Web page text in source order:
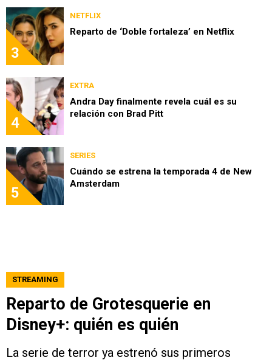
3
NETFLIX
Reparto de ‘Doble fortaleza’ en Netflix
4
EXTRA
Andra Day finalmente revela cuál es su
relación con Brad Pitt
5
SERIES
Cuándo se estrena la temporada 4 de New
Amsterdam
STREAMING
Reparto de Grotesquerie en
Disney+: quién es quién
La serie de terror ya estrenó sus primeros